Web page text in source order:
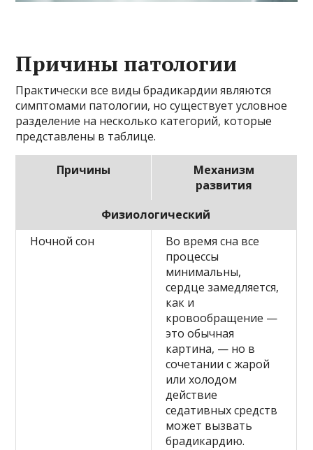
Причины патологии
Практически все виды брадикардии являются
симптомами патологии, но существует условное
разделение на несколько категорий, которые
представлены в таблице.
Причины
Механизм
развития
Физиологический
Ночной сон
Во время сна все
процессы
минимальны,
сердце замедляется,
как и
кровообращение —
это обычная
картина, — но в
сочетании с жарой
или холодом
действие
седативных средств
может вызвать
брадикардию.